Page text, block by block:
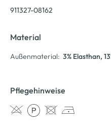
911327-08162
Material
Außenmaterial: 3% Elasthan,
Pflegehinweise